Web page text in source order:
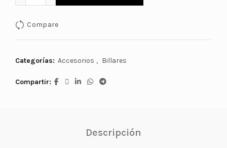
Compare
Categorías: Accesorios , Billares
Compartir
Descripción